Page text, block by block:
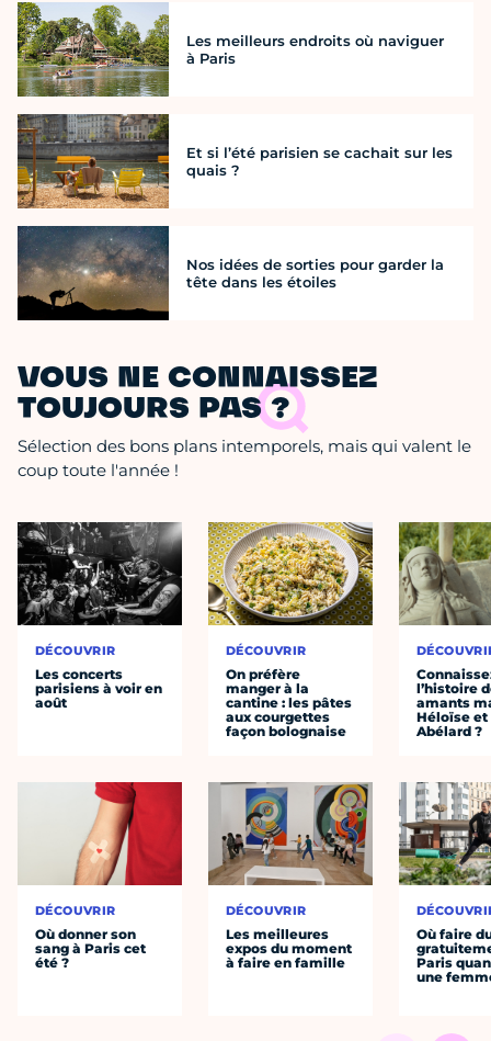
Les meilleurs endroits où naviguer
à Paris
Et si l’été parisien se cachait sur les
quais ?
Nos idées de sorties pour garder la
tête dans les étoiles
VOUS NE CONNAISSEZ
TOUJOURS PAS ?
Sélection des bons plans intemporels, mais qui valent le
coup toute l'année !
DÉCOUVRIR
Les concerts
parisiens à voir en
août
DÉCOUVRIR
Où donner son
sang à Paris cet
été ?
DÉCOUVRIR
On préfère
manger à la
cantine : les pâtes
aux courgettes
façon bolognaise
DÉCOUVRIR
Les meilleures
expos du moment
à faire en famille
l’histoire
amants
Héloïse et
Abélard ?
Où faire
Paris
une